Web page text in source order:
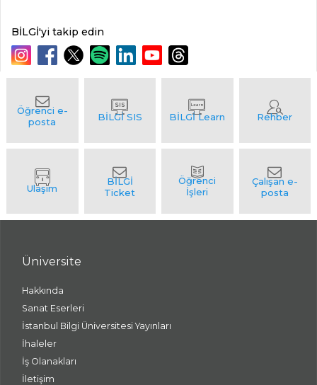
BİLGİ'yi takip edin
Üniversite
Hakkında
Sanat Eserleri
İstanbul Bilgi Üniversitesi Yayınları
İhaleler
İş Olanakları
İletişim